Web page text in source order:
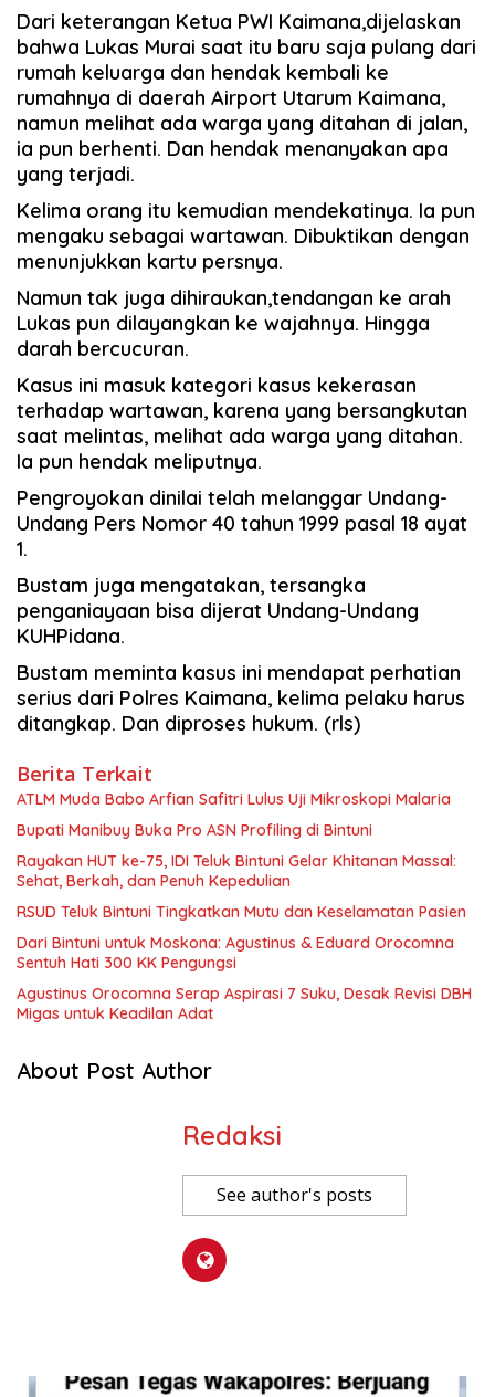
Dari keterangan Ketua PWI Kaimana,dijelaskan
bahwa Lukas Murai saat itu baru saja pulang dari
rumah keluarga dan hendak kembali ke
rumahnya di daerah Airport Utarum Kaimana,
namun melihat ada warga yang ditahan di jalan,
ia pun berhenti. Dan hendak menanyakan apa
yang terjadi.
Kelima orang itu kemudian mendekatinya. Ia pun
mengaku sebagai wartawan. Dibuktikan dengan
menunjukkan kartu persnya.
Namun tak juga dihiraukan,tendangan ke arah
Lukas pun dilayangkan ke wajahnya. Hingga
darah bercucuran.
Kasus ini masuk kategori kasus kekerasan
terhadap wartawan, karena yang bersangkutan
saat melintas, melihat ada warga yang ditahan.
Ia pun hendak meliputnya.
Pengroyokan dinilai telah melanggar Undang-
Undang Pers Nomor 40 tahun 1999 pasal 18 ayat
1.
Bustam juga mengatakan, tersangka
penganiayaan bisa dijerat Undang-Undang
KUHPidana.
Bustam meminta kasus ini mendapat perhatian
serius dari Polres Kaimana, kelima pelaku harus
ditangkap. Dan diproses hukum. (rls)
Berita Terkait
ATLM Muda Babo Arfian Safitri Lulus Uji Mikroskopi Malaria
Bupati Manibuy Buka Pro ASN Profiling di Bintuni
Rayakan HUT ke-75, IDI Teluk Bintuni Gelar Khitanan Massal:
Sehat, Berkah, dan Penuh Kepedulian
RSUD Teluk Bintuni Tingkatkan Mutu dan Keselamatan Pasien
Dari Bintuni untuk Moskona: Agustinus & Eduard Orocomna
Sentuh Hati 300 KK Pengungsi
Agustinus Orocomna Serap Aspirasi 7 Suku, Desak Revisi DBH
Migas untuk Keadilan Adat
About Post Author
Redaksi
See author's posts